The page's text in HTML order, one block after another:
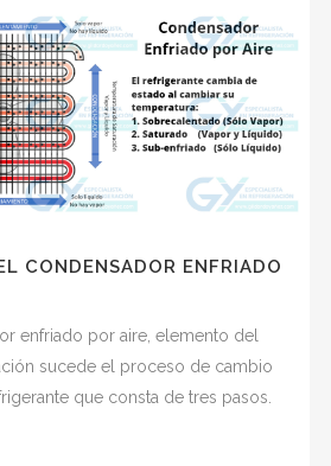
CONDENSADOR ENFRIADO
enfriado por aire, elemento del
sucede el proceso de cambio
que consta de tres pasos.